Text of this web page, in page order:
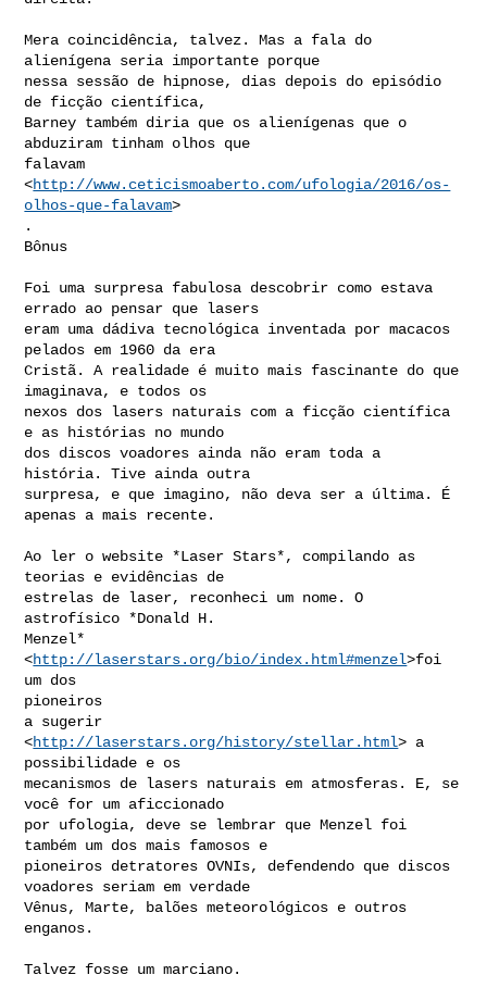
Mera coincidência, talvez. Mas a fala do
alienígena seria importante porque
nessa sessão de hipnose, dias depois do episódio
de ficção científica,
Barney também diria que os alienígenas que o
abduziram tinham olhos que
falavam
<http://www.ceticismoaberto.com/ufologia/2016/os-
olhos-que-falavam>
.
Bônus
Foi uma surpresa fabulosa descobrir como estava
errado ao pensar que lasers
eram uma dádiva tecnológica inventada por macacos
pelados em 1960 da era
Cristã. A realidade é muito mais fascinante do que
imaginava, e todos os
nexos dos lasers naturais com a ficção científica
e as histórias no mundo
dos discos voadores ainda não eram toda a
história. Tive ainda outra
surpresa, e que imagino, não deva ser a última. É
apenas a mais recente.
Ao ler o website *Laser Stars*, compilando as
teorias e evidências de
estrelas de laser, reconheci um nome. O
astrofísico *Donald H.
Menzel*
<http://laserstars.org/bio/index.html#menzel>foi
um dos
pioneiros
a sugerir
<http://laserstars.org/history/stellar.html> a
possibilidade e os
mecanismos de lasers naturais em atmosferas. E, se
você for um aficcionado
por ufologia, deve se lembrar que Menzel foi
também um dos mais famosos e
pioneiros detratores OVNIs, defendendo que discos
voadores seriam em verdade
Vênus, Marte, balões meteorológicos e outros
enganos.
Talvez fosse um marciano.